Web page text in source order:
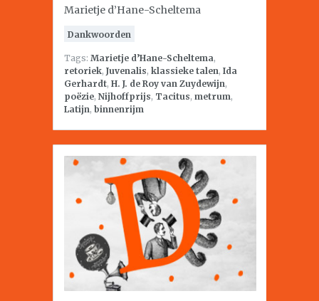
Marietje d’Hane-Scheltema
Dankwoorden
Tags: Marietje d’Hane-Scheltema,
retoriek, Juvenalis, klassieke talen, Ida
Gerhardt, H. J. de Roy van Zuydewijn,
poëzie, Nijhoffprijs, Tacitus, metrum,
Latijn, binnenrijm